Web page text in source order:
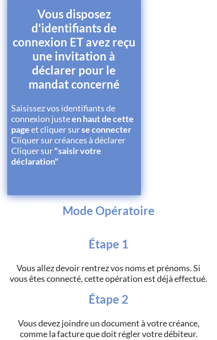
Mode Opératoire
Vous disposez
d'identifiants de
connexion ET avez reçu
une invitation à
déclarer pour le
mandat concerné
Saisissez vos identifiants de
connexion justeen haut de cette
pageet cliquer surse connecter
Cliquer sur créances à déclarer
Cliquer sur"saisir votre
déclaration"
Étape 1
Vous allez devoir rentrez vos noms et prénoms. Si
vous êtes connecté, cette opération est déjà effectué.
Étape 2
Vous devez joindre un document à votre créance,
comme la facture que doit régler votre débiteur.